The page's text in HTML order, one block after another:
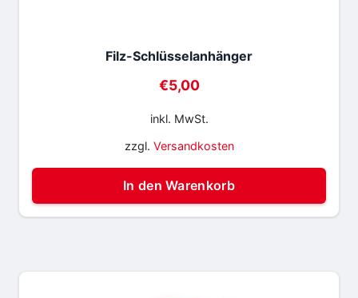
Filz-Schlüsselanhänger
€5,00
inkl. MwSt.
zzgl. Versandkosten
In den Warenkorb